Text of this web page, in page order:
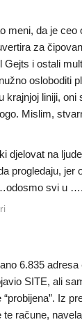
meni, da je ceo
za
Gejts i ostali
osloboditi
krajnjoj liniji, oni
Mislim,
djelovat na
progledaju, jer
svi u
6.835
SITE, ali
Iz
račune,